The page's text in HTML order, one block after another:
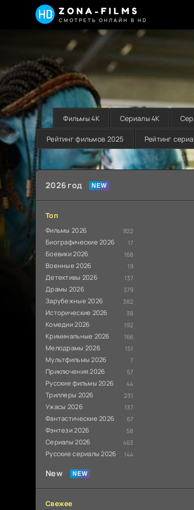
ZONA-FILMS
СМОТРЕТЬ ОНЛАЙН В HD
Фильмы 4K Сериалы 4K
Рейтинг фильмов 2025 Рейтинг
2026 год
Топ
Фильмы 2026 922
Биографические 2026 17
Боевики 2026 168
Военные 2026 19
Детективы 2026 137
Драмы 2026 379
Зарубежные 2026 382
Исторические 2026 38
Комедии 2026 192
Криминальные 2026 166
Мелодрамы 2026 151
Мультфильмы 2026 7
Приключения 2026 57
Русские фильмы 2026 44
Триллеры 2026 231
Ужасы 2026 137
Фантастические 2026 67
Фэнтези 2026 58
Сериалы 2026 463
Русские сериалы 2026 144
New
Свежее